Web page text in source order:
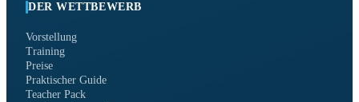
DER WETTBEWERB
Vorstellung
Training
Preise
Praktischer Guide
Teacher Pack